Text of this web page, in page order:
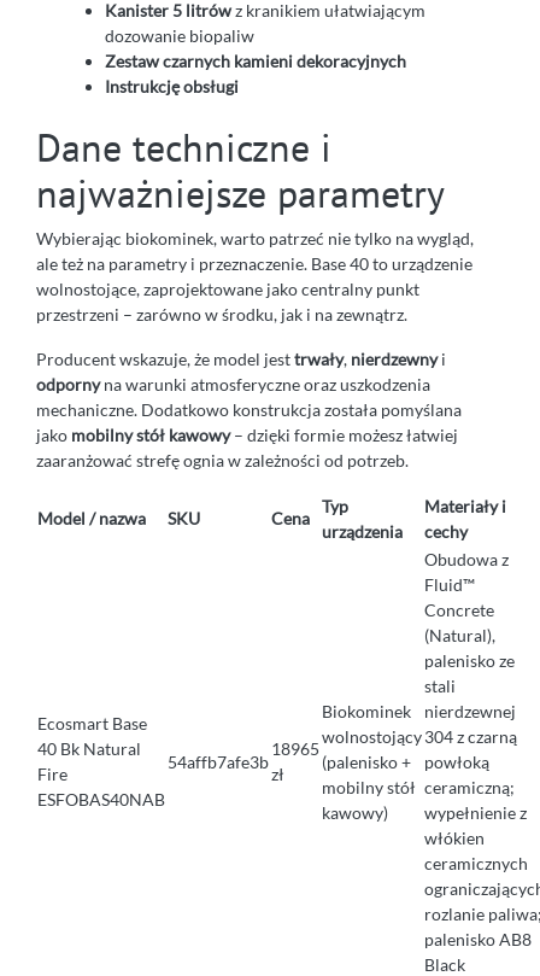
Kanister 5 litrówz kranikiem ułatwiającym
dozowanie biopaliw
Zestaw czarnych kamieni dekoracyjnych
Instrukcję obsługi
Dane techniczne i
najważniejsze parametry
Wybierając biokominek, warto patrzeć nie tylko na wygląd,
ale też na parametry i przeznaczenie. Base 40 to urządzenie
wolnostojące, zaprojektowane jako centralny punkt
przestrzeni – zarówno w środku, jak i na zewnątrz.
Producent wskazuje, że model jesttrwały, nierdzewnyi
odpornyna warunki atmosferyczne oraz uszkodzenia
mechaniczne. Dodatkowo konstrukcja została pomyślana
jako mobilny stół kawowy– dzięki formie możesz łatwiej
zaaranżować strefę ognia w zależności od potrzeb.
Model / nazwa SKU Cena
Typ
urządzenia
Materiały i
cechy
Ecosmart Base
40 Bk Natural
Fire
ESFOBAS40NAB
54affb7afe3b
18965
zł
Biokominek
wolnostojący
(palenisko +
mobilny stół
kawowy)
Obudowa z
Fluid™
Concrete
(Natural),
palenisko ze
stali
nierdzewnej
304 z czarną
powłoką
ceramiczną;
wypełnienie z
włókien
ceramicznych
rozlanie
palenisko AB8
Black